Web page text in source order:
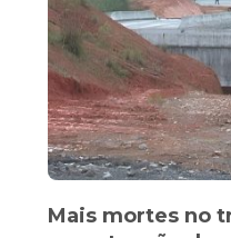
Mais mortes no